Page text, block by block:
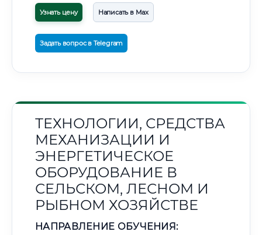
Узнать цену Написать в Max
Задать вопрос в Telegram
ТЕХНОЛОГИИ, СРЕДСТВА
МЕХАНИЗАЦИИ И
ЭНЕРГЕТИЧЕСКОЕ
ОБОРУДОВАНИЕ В
СЕЛЬСКОМ, ЛЕСНОМ И
РЫБНОМ ХОЗЯЙСТВЕ
НАПРАВЛЕНИЕ ОБУЧЕНИЯ: